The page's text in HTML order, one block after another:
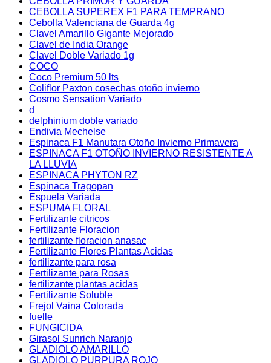
CEBOLLA SUPEREX F1 PARA TEMPRANO
Cebolla Valenciana de Guarda 4g
Clavel Amarillo Gigante Mejorado
Clavel de India Orange
Clavel Doble Variado 1g
COCO
Coco Premium 50 lts
Coliflor Paxton cosechas otoño invierno
Cosmo Sensation Variado
d
delphinium doble variado
Endivia Mechelse
Espinaca F1 Manutara Otoño Invierno Primavera
ESPINACA F1 OTOÑO INVIERNO RESISTENTE A
LA LLUVIA
ESPINACA PHYTON RZ
Espinaca Tragopan
Espuela Variada
ESPUMA FLORAL
Fertilizante citricos
Fertilizante Floracion
fertilizante floracion anasac
Fertilizante Flores Plantas Acidas
fertilizante para rosa
Fertilizante para Rosas
fertilizante plantas acidas
Fertilizante Soluble
Frejol Vaina Colorada
fuelle
FUNGICIDA
Girasol Sunrich Naranjo
GLADIOLO AMARILLO
GLADIOLO PURPURA ROJO